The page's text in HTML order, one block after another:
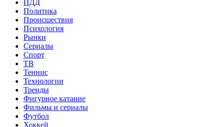
ПДД
Политика
Происшествия
Психология
Рынки
Сериалы
Спорт
ТВ
Теннис
Технологии
Тренды
Фигурное катание
Фильмы и сериалы
Футбол
Хоккей